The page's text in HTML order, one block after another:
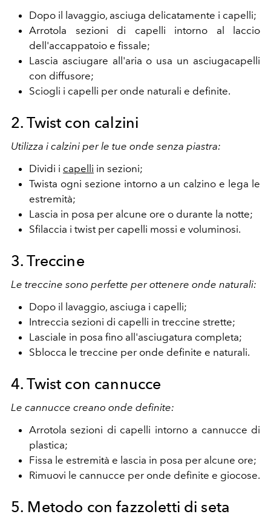
Dopo il lavaggio, asciuga delicatamente i capelli;
Arrotola sezioni di capelli intorno al laccio
dell'accappatoio e fissale;
Lascia asciugare all'aria o usa un asciugacapelli
con diffusore;
Sciogli i capelli per onde naturali e definite.
2. Twist con calzini
Utilizza i calzini per le tue onde senza piastra:
Dividi i capelli in sezioni;
Twista ogni sezione intorno a un calzino e lega le
estremità;
Lascia in posa per alcune ore o durante la notte;
Sfilaccia i twist per capelli mossi e voluminosi.
3. Treccine
Le treccine sono perfette per ottenere onde naturali:
Dopo il lavaggio, asciuga i capelli;
Intreccia sezioni di capelli in treccine strette;
Lasciale in posa fino all'asciugatura completa;
Sblocca le treccine per onde definite e naturali.
4. Twist con cannucce
Le cannucce creano onde definite:
Arrotola sezioni di capelli intorno a cannucce di
plastica;
Fissa le estremità e lascia in posa per alcune ore;
Rimuovi le cannucce per onde definite e giocose.
5. Metodo con fazzoletti di seta